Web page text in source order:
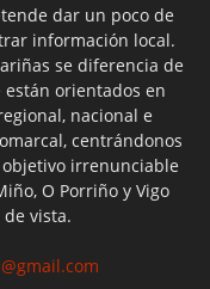
dar un poco de
información local.
se diferencia de
orientados en
nacional e
centrándonos
irrenunciable
O Porriño y Vigo
vista.